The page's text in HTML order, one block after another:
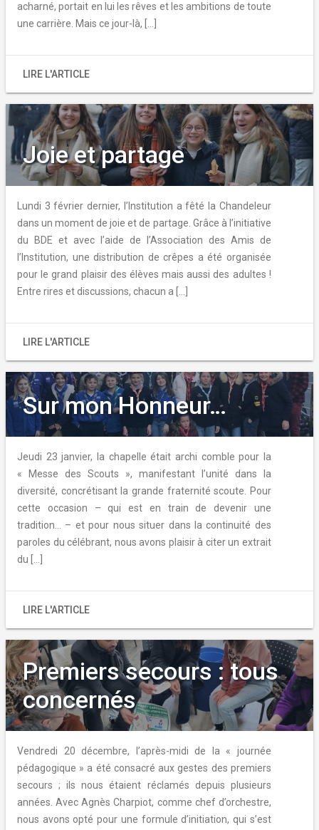
acharné, portait en lui les rêves et les ambitions de toute
une carrière. Mais ce jour-là, […]
LIRE L'ARTICLE
Joie et partage
Lundi 3 février dernier, l’Institution a fêté la Chandeleur
dans un moment de joie et de partage. Grâce à l’initiative
du BDE et avec l’aide de l’Association des Amis de
l’Institution, une distribution de crêpes a été organisée
pour le grand plaisir des élèves mais aussi des adultes !
Entre rires et discussions, chacun a […]
LIRE L'ARTICLE
Sur mon Honneur…
Jeudi 23 janvier, la chapelle était archi comble pour la
« Messe des Scouts », manifestant l’unité dans la
diversité, concrétisant la grande fraternité scoute. Pour
cette occasion – qui est en train de devenir une
tradition… – et pour nous situer dans la continuité des
paroles du célébrant, nous avons plaisir à citer un extrait
du […]
LIRE L'ARTICLE
Premiers secours : tous
concernés
Vendredi 20 décembre, l’après-midi de la « journée
pédagogique » a été consacré aux gestes des premiers
secours ; ils nous étaient réclamés depuis plusieurs
années. Avec Agnès Charpiot, comme chef d’orchestre,
nous avons opté pour une formule d’initiation, qui s’est